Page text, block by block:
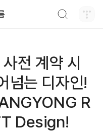
전 계약 시
넘는 디자인!
R
Design!